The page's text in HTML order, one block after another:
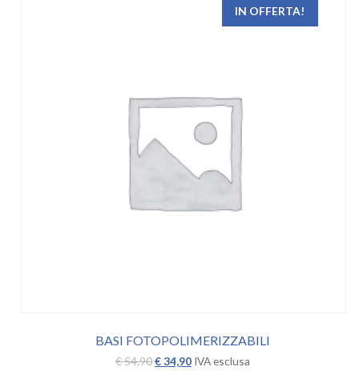
IN OFFERTA!
BASI FOTOPOLIMERIZZABILI
€54,90Il
€34,90IlIVA esclusa